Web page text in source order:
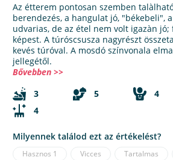
Az étterem pontosan szemben
berendezés, a hangulat jó, "békebeli",
udvarias, de az étel nem volt igazàn jó;
képest. A túróscsusza nagyrészt
kevés túróval. A mosdó színvonala
jellegétől.
Bővebben >>
3
5 4
4
Milyennek találod ezt az értékelést?
Hasznos 1 Vicces Tartalmas